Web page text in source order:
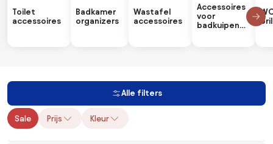
Toilet
accessoires
Badkamer
organizers
Wastafel
accessoires
Accessoires
voor
badkuipen
Alle filters
Sale Prijs Kleur